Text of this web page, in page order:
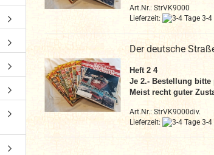
Art.Nr.: StrVK9000
Lieferzeit:
3-4
Der deutsche
Heft 2 4
Je 2.- Bestellung bitte
Meist recht guter
Art.Nr.: StrVK9000div.
Lieferzeit:
3-4